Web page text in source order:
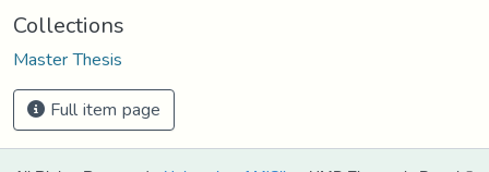
Collections
Master Thesis
Full item page